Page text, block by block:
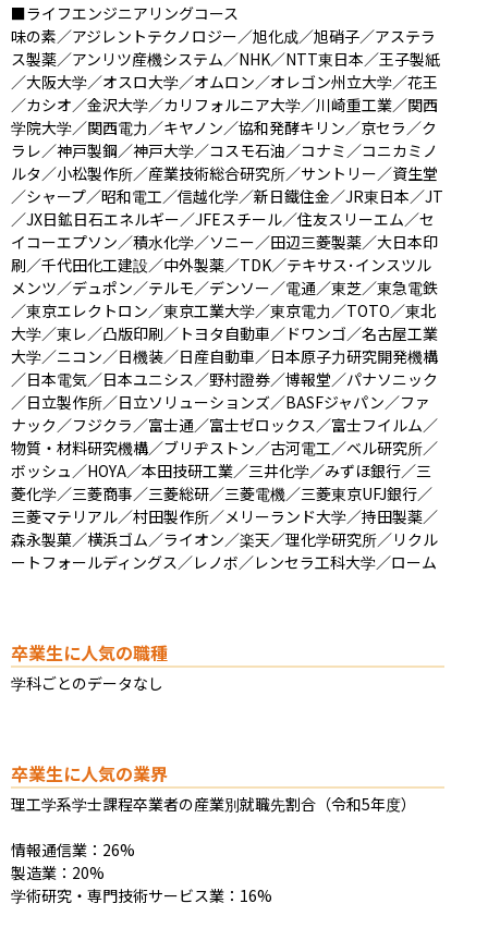
■ライフエンジニアリングコース
味の素／アジレントテクノロジー／旭化成／旭硝子／アステラ
ス製薬／アンリツ産機システム／NHK／NTT東日本／王子製紙
／大阪大学／オスロ大学／オムロン／オレゴン州立大学／花王
／カシオ／金沢大学／カリフォルニア大学／川崎重工業／関西
学院大学／関西電力／キヤノン／協和発酵キリン／京セラ／ク
ラレ／神戸製鋼／神戸大学／コスモ石油／コナミ／コニカミノ
ルタ／小松製作所／産業技術総合研究所／サントリー／資生堂
／シャープ／昭和電工／信越化学／新日鐵住金／JR東日本／JT
／JX日鉱日石エネルギー／JFEスチール／住友スリーエム／セ
イコーエプソン／積水化学／ソニー／田辺三菱製薬／大日本印
刷／千代田化工建設／中外製薬／TDK／テキサス･インスツル
メンツ／デュポン／テルモ／デンソー／電通／東芝／東急電鉄
／東京エレクトロン／東京工業大学／東京電力／TOTO／東北
大学／東レ／凸版印刷／トヨタ自動車／ドワンゴ／名古屋工業
大学／ニコン／日機装／日産自動車／日本原子力研究開発機構
／日本電気／日本ユニシス／野村證券／博報堂／パナソニック
／日立製作所／日立ソリューションズ／BASFジャパン／ファ
ナック／フジクラ／富士通／富士ゼロックス／富士フイルム／
物質・材料研究機構／ブリヂストン／古河電工／ベル研究所／
ボッシュ／HOYA／本田技研工業／三井化学／みずほ銀行／三
菱化学／三菱商事／三菱総研／三菱電機／三菱東京UFJ銀行／
三菱マテリアル／村田製作所／メリーランド大学／持田製薬／
森永製菓／横浜ゴム／ライオン／楽天／理化学研究所／リクル
ートフォールディングス／レノボ／レンセラ工科大学／ローム
卒業生に人気の職種
学科ごとのデータなし
卒業生に人気の業界
理工学系学士課程卒業者の産業別就職先割合（令和5年度）
情報通信業：26%
製造業：20%
学術研究・専門技術サービス業：16%